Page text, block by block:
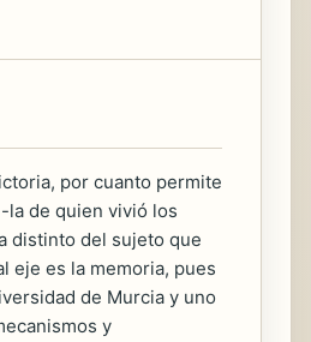
por cuanto permite
la de quien vivió los
distinto del sujeto que
eje es la memoria, pues
de Murcia y uno
y